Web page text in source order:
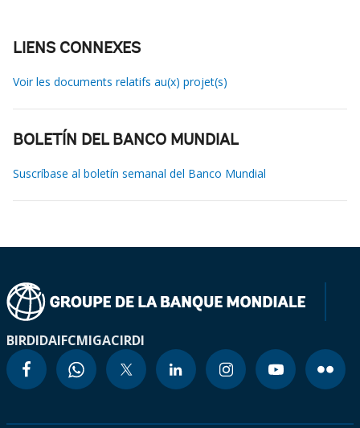
LIENS CONNEXES
Voir les documents relatifs au(x) projet(s)
BOLETÍN DEL BANCO MUNDIAL
Suscríbase al boletín semanal del Banco Mundial
BIRDIDAIFCMIGACIRDI